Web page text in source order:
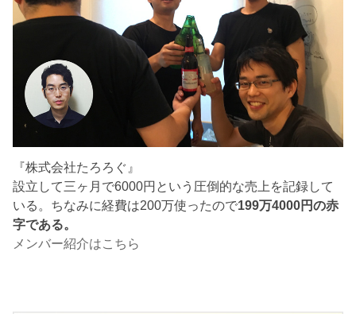
『株式会社たろろぐ』
設立して三ヶ月で6000円という圧倒的な売上を記録して
いる。ちなみに経費は200万使ったので199万4000円の赤
字である。
メンバー紹介はこちら